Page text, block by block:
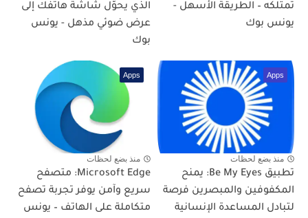
تمتلكه – الطريقة الأسهل -
يونس بوك
الذي يحوّل شاشة هاتفك إلى
عرض ضوئي مذهل - يونس
بوك
Apps
منذ بضع لحظات
تطبيق Be My Eyes: يمنح
المكفوفين والمبصرين فرصة
لتبادل المساعدة الإنسانية
Apps
منذ بضع لحظات
Microsoft Edge: متصفح
سريع وآمن يوفر تجربة تصفح
متكاملة على الهاتف – يونس